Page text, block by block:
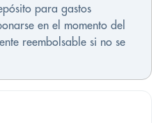
para gastos
en el momento del
reembolsable si no se